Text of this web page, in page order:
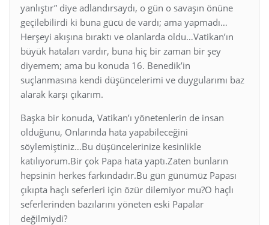
yanlıştır” diye adlandırsaydı, o gün o savaşın önüne
geçilebilirdi ki buna gücü de vardı; ama yapmadı…
Herşeyi akışına bıraktı ve olanlarda oldu…Vatikan’ın
büyük hataları vardır, buna hiç bir zaman bir şey
diyemem; ama bu konuda 16. Benedik’in
suçlanmasına kendi düşüncelerimi ve duygularımı baz
alarak karşı çıkarım.
Başka bir konuda, Vatikan’ı yönetenlerin de insan
olduğunu, Onlarında hata yapabileceğini
söylemiştiniz…Bu düşüncelerinize kesinlikle
katılıyorum.Bir çok Papa hata yaptı.Zaten bunların
hepsinin herkes farkındadır.Bu gün günümüz Papası
çıkıpta haçlı seferleri için özür dilemiyor mu?O haçlı
seferlerinden bazılarını yöneten eski Papalar
değilmiydi?